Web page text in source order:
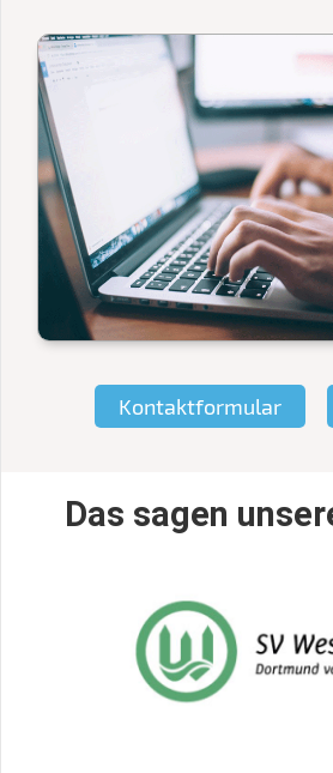
Kontaktformular
Das sagen